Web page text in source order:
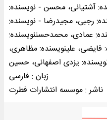
آشتیانی، محسن - نویسنده:
رجبی، مجیدرضا - نویسنده:
عمادی، محمدحسننویسنده:
فایضی، علینویسنده: مظاهری،
یزدی اصفهانی، حسین
زبان : فارسی
ناشر : موسسه انتشارات فطرت